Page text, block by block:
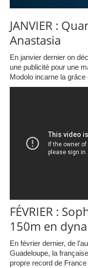
JANVIER :
Anastasia
En janvier dernier on
une publicité pour une
Modolo incarne la
FÉVRIER :
150m en
En février dernier, de
Guadeloupe, la
propre record de